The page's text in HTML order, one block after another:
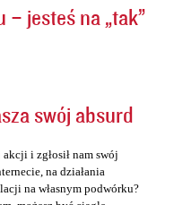
jesteś na „tak”
swój absurd
i zgłosił nam swój
na działania
na własnym podwórku?